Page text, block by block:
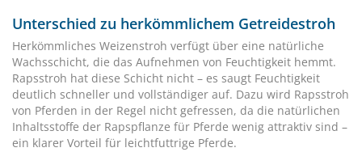
Unterschied zu herkömmlichem Getreidestroh
Herkömmliches Weizenstroh verfügt über eine natürliche
Wachsschicht, die das Aufnehmen von Feuchtigkeit hemmt.
Rapsstroh hat diese Schicht nicht – es saugt Feuchtigkeit
deutlich schneller und vollständiger auf. Dazu wird Rapsstroh
von Pferden in der Regel nicht gefressen, da die natürlichen
Inhaltsstoffe der Rapspflanze für Pferde wenig attraktiv sind –
ein klarer Vorteil für leichtfuttrige Pferde.